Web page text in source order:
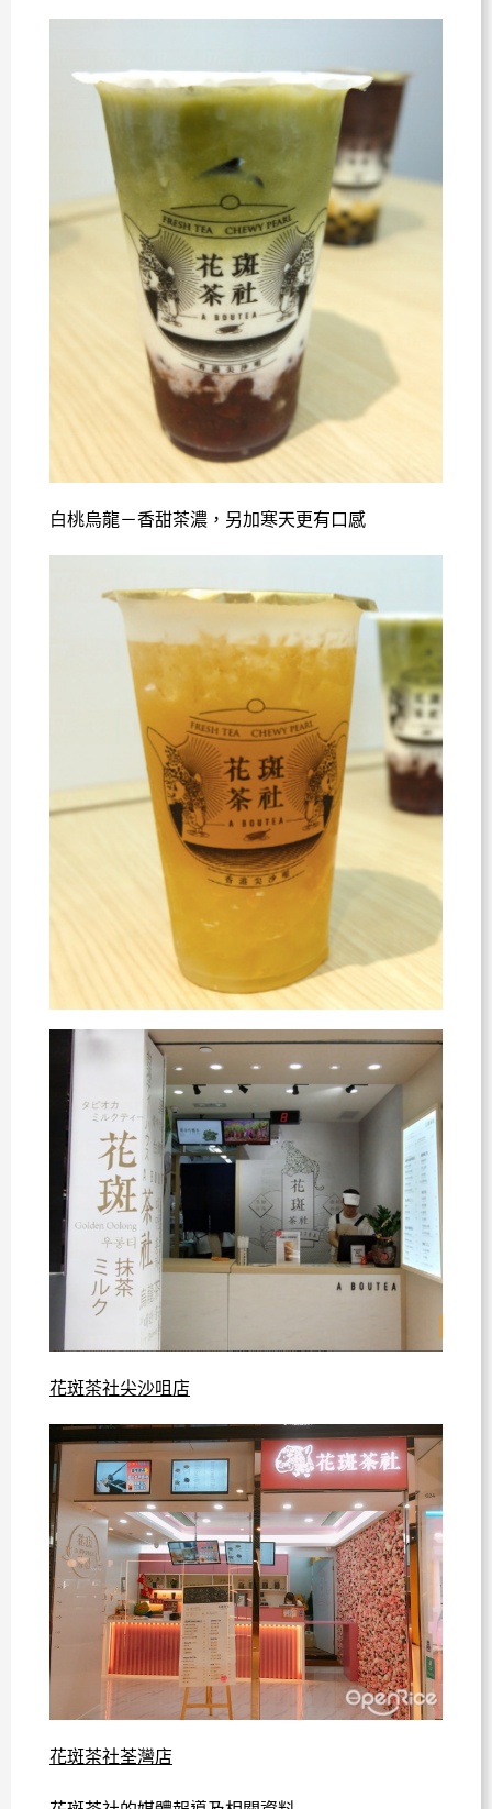
白桃烏龍－香甜茶濃，另加寒天更有口感
花斑茶社尖沙咀店
花斑茶社荃灣店